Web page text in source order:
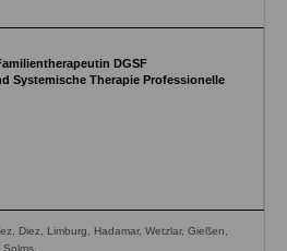
DGSF
Systemische Therapie Professionelle
Diez, Limburg, Hadamar, Wetzlar, Gießen,